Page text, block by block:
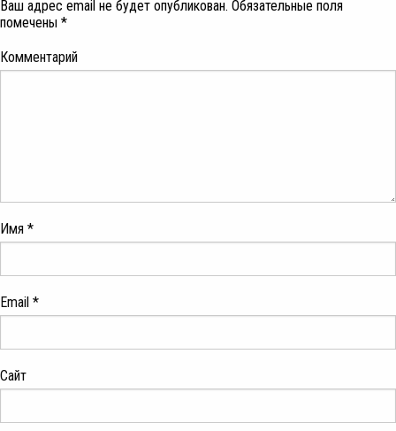
Ваш адрес email не будет опубликован. Обязательные поля
помечены *
Комментарий
Имя *
Email *
Сайт